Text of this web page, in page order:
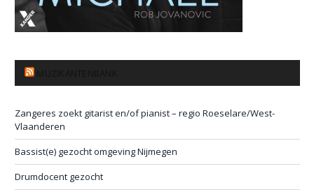
Zangeres zoekt gitarist en/of pianist – regio Roeselare/West-
Vlaanderen
Bassist(e) gezocht omgeving Nijmegen
Drumdocent gezocht